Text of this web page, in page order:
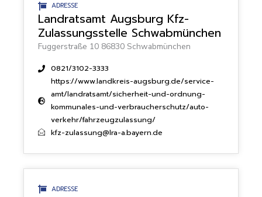
ADRESSE
Landratsamt Augsburg Kfz-
Zulassungsstelle Schwabmünchen
Fuggerstraße 10 86830 Schwabmünchen
0821/3102-3333
https://www.landkreis-augsburg.de/service-
amt/landratsamt/sicherheit-und-ordnung-
kommunales-und-verbraucherschutz/auto-
verkehr/fahrzeugzulassung/
kfz-zulassung@lra-a.bayern.de
ADRESSE